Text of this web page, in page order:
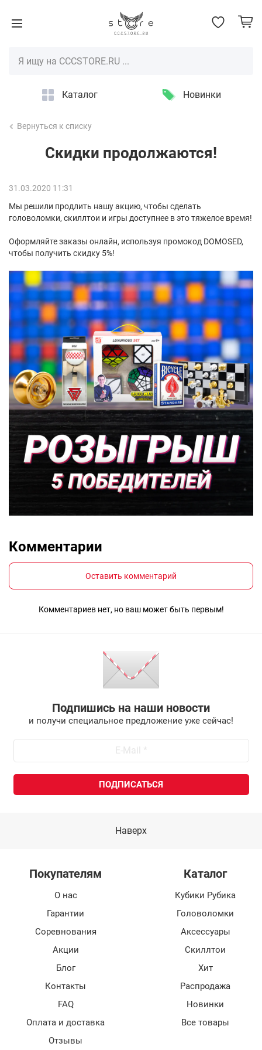
Каталог Новинки
Вернуться к списку
Скидки продолжаются!
31.03.2020 11:31
Мы решили продлить нашу акцию, чтобы сделать
головоломки, скиллтои и игры доступнее в это тяжелое время!
Оформляйте заказы онлайн, используя промокод DOMOSED,
чтобы получить скидку 5%!
Комментарии
Оставить комментарий
Комментариев нет, но ваш может быть первым!
Подпишись на наши новости
и получи специальное предложение уже сейчас!
Наверх
Покупателям
О нас
Гарантии
Соревнования
Акции
Блог
Контакты
FAQ
Оплата и доставка
Отзывы
Каталог
Кубики Рубика
Головоломки
Аксессуары
Скиллтои
Хит
Распродажа
Новинки
Все товары